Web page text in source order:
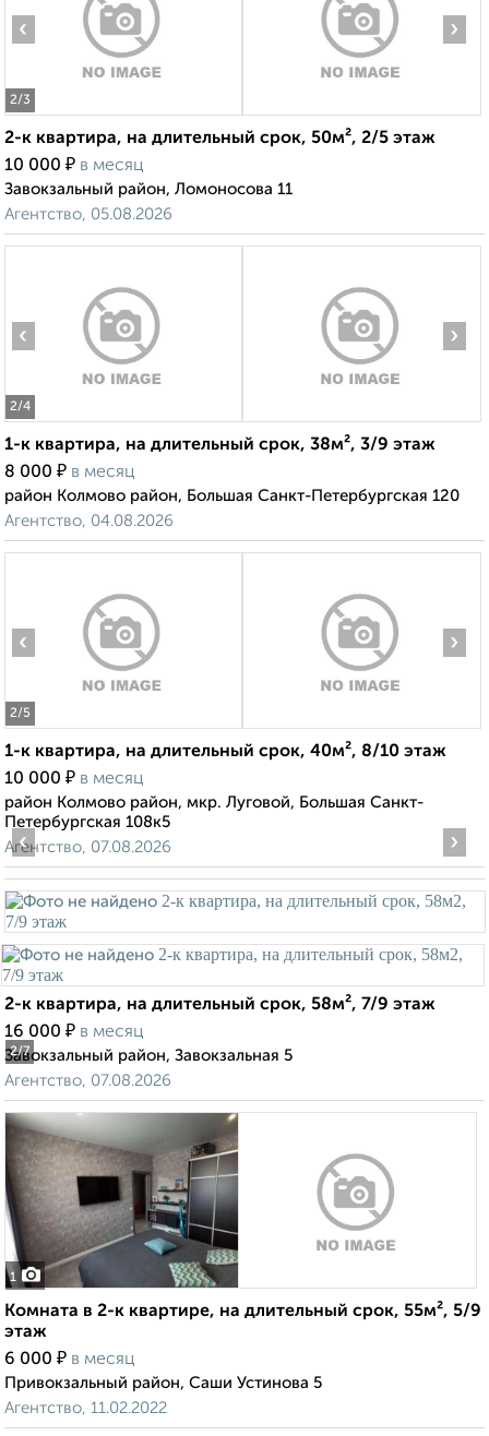
2/3
‹ ›
2-к квартира, на длительный срок, 50м², 2/5 этаж
10 000 ₽ в месяц
Завокзальный район, Ломоносова 11
Агентство, 05.08.2026
2/4
‹ ›
1-к квартира, на длительный срок, 38м², 3/9 этаж
8 000 ₽ в месяц
район Колмово район, Большая Санкт-Петербургская 120
Агентство, 04.08.2026
2/5
‹ ›
1-к квартира, на длительный срок, 40м², 8/10 этаж
10 000 ₽ в месяц
район Колмово район, мкр. Луговой, Большая Санкт-
Петербургская 108к5
Агентство, 07.08.2026
2/7
‹ ›
2-к квартира, на длительный срок, 58м², 7/9 этаж
16 000 ₽ в месяц
Завокзальный район, Завокзальная 5
Агентство, 07.08.2026
1
Комната в 2-к квартире, на длительный срок, 55м², 5/9
этаж
6 000 ₽ в месяц
Привокзальный район, Саши Устинова 5
Агентство, 11.02.2022